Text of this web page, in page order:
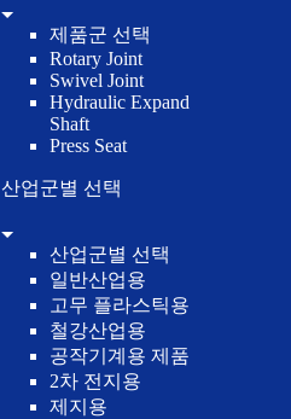
제품군 선택
Rotary Joint
Swivel Joint
Hydraulic Expand
Shaft
Press Seat
산업군별 선택
산업군별 선택
일반산업용
고무 플라스틱용
철강산업용
공작기계용 제품
2차 전지용
제지용